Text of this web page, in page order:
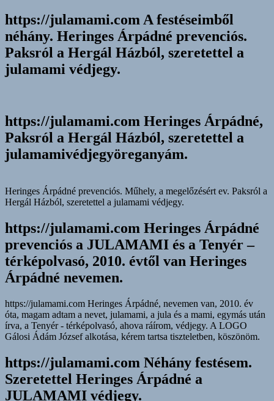
https://julamami.com A festéseimből
néhány. Heringes Árpádné prevenciós.
Paksról a Hergál Házból, szeretettel a
julamami védjegy.
https://julamami.com Heringes Árpádné,
Paksról a Hergál Házból, szeretettel a
julamamivédjegyöreganyám.
Heringes Árpádné prevenciós. Műhely, a megelőzésért ev. Paksról a
Hergál Házból, szeretettel a julamami védjegy.
https://julamami.com Heringes Árpádné
prevenciós a JULAMAMI és a Tenyér –
térképolvasó, 2010. évtől van Heringes
Árpádné nevemen.
https://julamami.com Heringes Árpádné, nevemen van, 2010. év
óta, magam adtam a nevet, julamami, a jula és a mami, egymás után
írva, a Tenyér - térképolvasó, ahova ráírom, védjegy. A LOGO
Gálosi Ádám József alkotása, kérem tartsa tiszteletben, köszönöm.
https://julamami.com Néhány festésem.
Szeretettel Heringes Árpádné a
JULAMAMI védjegy.